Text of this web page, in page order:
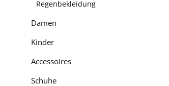
Regenbekleidung
Damen
Kinder
Accessoires
Schuhe